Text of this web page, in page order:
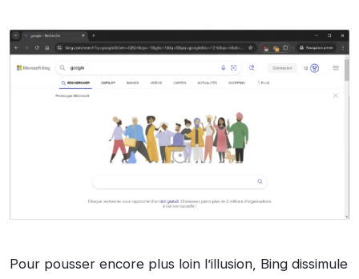
Pour pousser encore plus loin l’illusion, Bing dissimule